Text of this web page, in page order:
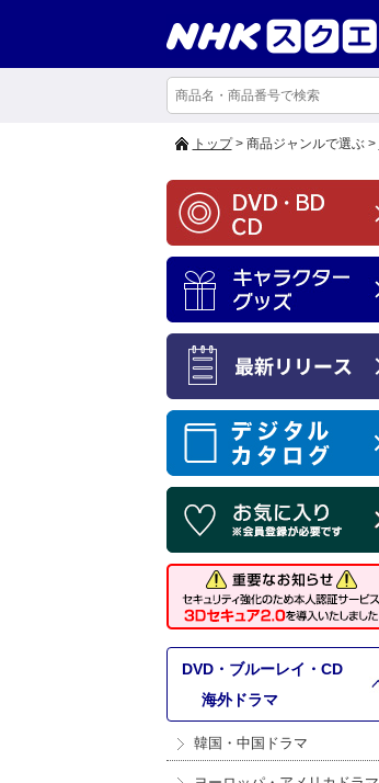
トップ> 商品ジャンルで選ぶ >
DVD・ブルーレイ・CD
海外ドラマ
韓国・中国ドラマ